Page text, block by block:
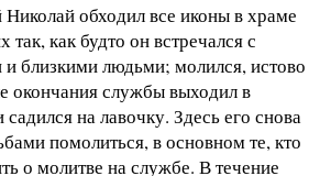
обходил все иконы в храме
так, как будто он встречался с
близкими людьми; молился, истово
окончания службы выходил в
на лавочку. Здесь его снова
помолиться, в основном те, кто
о молитве на службе. В течение